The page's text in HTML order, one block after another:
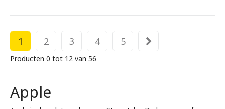
1 2 3 4 5
Producten 0 tot 12 van 56
Apple